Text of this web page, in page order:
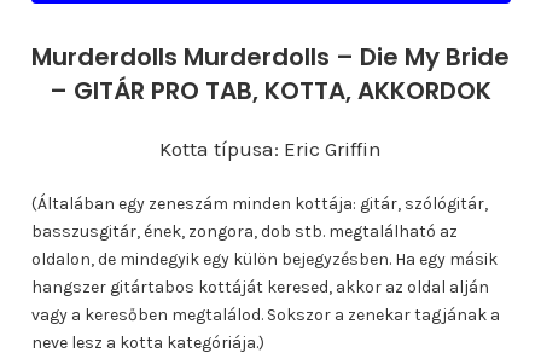
Murderdolls Murderdolls – Die My Bride
– GITÁR PRO TAB, KOTTA, AKKORDOK
Kotta típusa: Eric Griffin
(Általában egy zeneszám minden kottája: gitár, szólógitár,
basszusgitár, ének, zongora, dob stb. megtalálható az
oldalon, de mindegyik egy külön bejegyzésben. Ha egy másik
hangszer gitártabos kottáját keresed, akkor az oldal alján
vagy a keresőben megtalálod. Sokszor a zenekar tagjának a
neve lesz a kotta kategóriája.)